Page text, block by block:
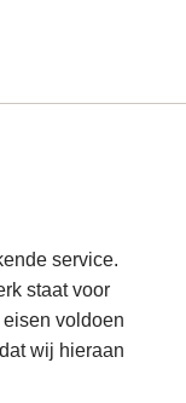
service.
staat voor
voldoen
wij hieraan